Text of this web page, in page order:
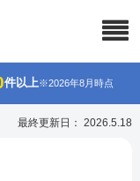
件以上※2026年8月時点
最終更新日： 2026.5.18